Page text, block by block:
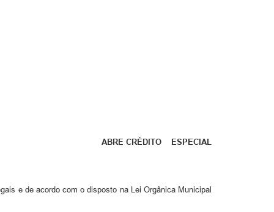
ABRE CRÉDITO ESPECIAL
e de acordo com o disposto na Lei Orgânica Municipal